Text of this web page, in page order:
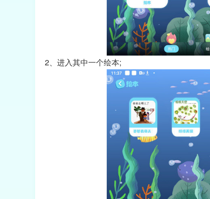
2、进入其中一个绘本;